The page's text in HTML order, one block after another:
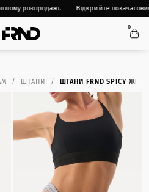
розпродажі. Відкрийте
0
ШТАНИ ШТАНИ FRND SPICY